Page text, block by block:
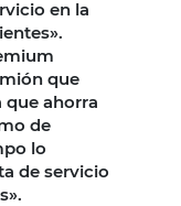
en la
que
que ahorra
de
lo
de servicio